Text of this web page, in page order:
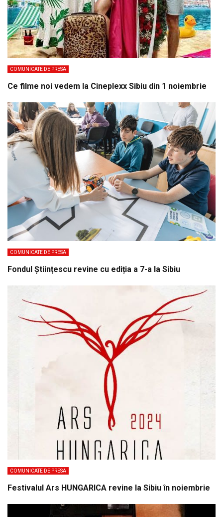
COMUNICATE DE PRESA
Ce filme noi vedem la Cineplexx Sibiu din 1 noiembrie
COMUNICATE DE PRESA
Fondul Științescu revine cu ediția a 7-a la Sibiu
COMUNICATE DE PRESA
Festivalul Ars HUNGARICA revine la Sibiu în noiembrie